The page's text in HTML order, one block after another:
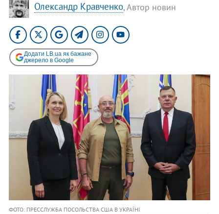
Олександр Кравченко, Автор новин
Додати LB.ua як бажане
джерело в Google
ФОТО: ПРЕССЛУЖБА ПОСОЛЬСТВА США В УКРАЇНІ